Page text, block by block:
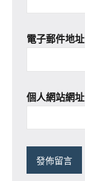
電子郵件地址
個人網站網址